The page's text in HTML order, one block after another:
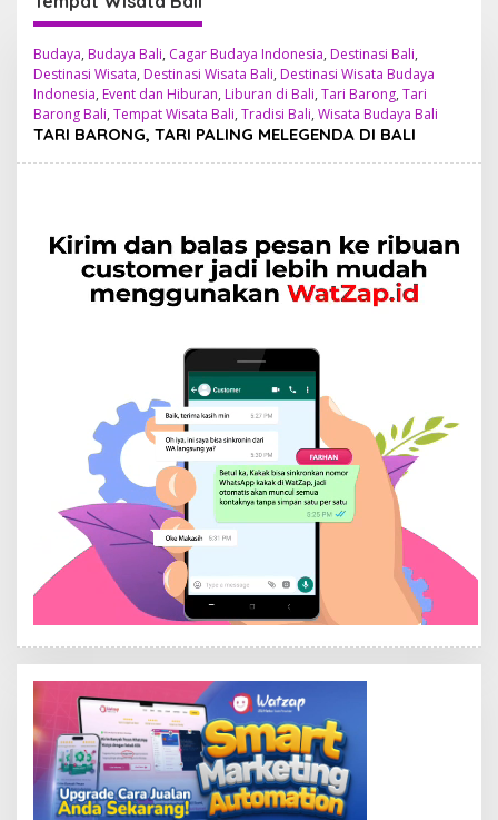
Budaya, Budaya Bali, Cagar Budaya Indonesia, Destinasi Bali,
Destinasi Wisata, Destinasi Wisata Bali, Destinasi Wisata Budaya
Indonesia, Event dan Hiburan, Liburan di Bali, Tari Barong, Tari
Barong Bali, Tempat Wisata Bali, Tradisi Bali, Wisata Budaya Bali
TARI BARONG, TARI PALING MELEGENDA DI BALI